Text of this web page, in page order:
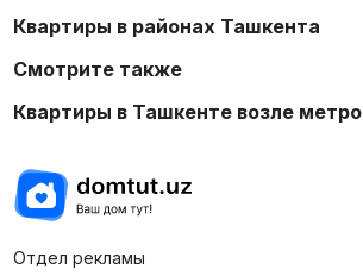
Квартиры в районах Ташкента
Смотрите также
Квартиры в Ташкенте возле метро
Отдел рекламы